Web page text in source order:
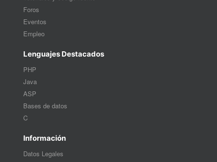
Foros
Eventos
Empleo
Lenguajes Destacados
PHP
Java
ASP
Bases de datos
C
Información
Datos Legales